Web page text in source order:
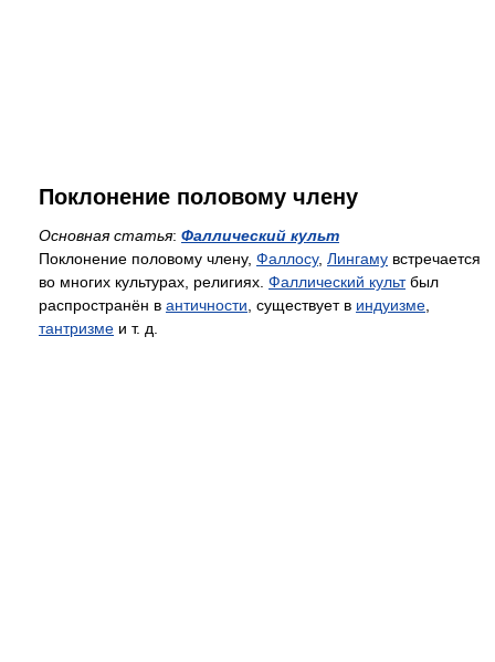
Поклонение половому члену
Основная статья: Фаллический культ
Поклонение половому члену, Фаллосу, Лингаму встречается
во многих культурах, религиях. Фаллический культбыл
распространён в античности, существует в индуизме,
тантризме и т. д.